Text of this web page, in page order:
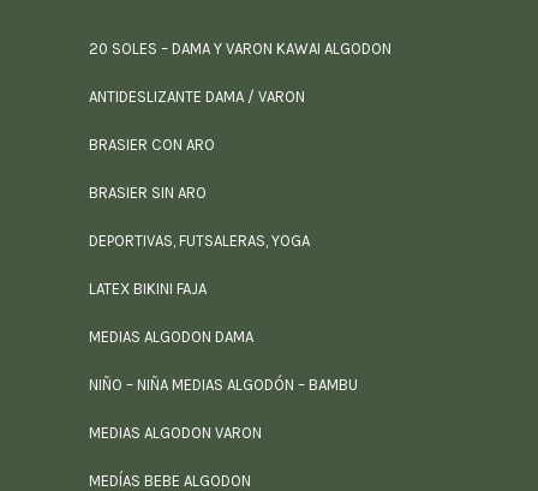
20 SOLES – DAMA Y VARON KAWAI ALGODON
ANTIDESLIZANTE DAMA / VARON
BRASIER CON ARO
BRASIER SIN ARO
DEPORTIVAS, FUTSALERAS, YOGA
LATEX BIKINI FAJA
MEDIAS ALGODON DAMA
NIÑO – NIÑA MEDIAS ALGODÓN – BAMBU
MEDIAS ALGODON VARON
MEDÍAS BEBE ALGODON